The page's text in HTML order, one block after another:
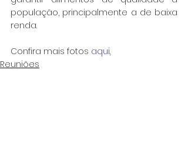
população, principalmente a de baixa
renda.
Confira mais fotos aqui.
Reuniões